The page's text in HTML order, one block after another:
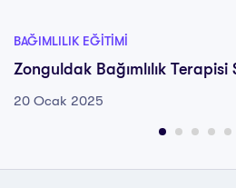
BAĞIMLILIK EĞITIMI
Zonguldak Bağımlılık Terapisi
20 Ocak 2025